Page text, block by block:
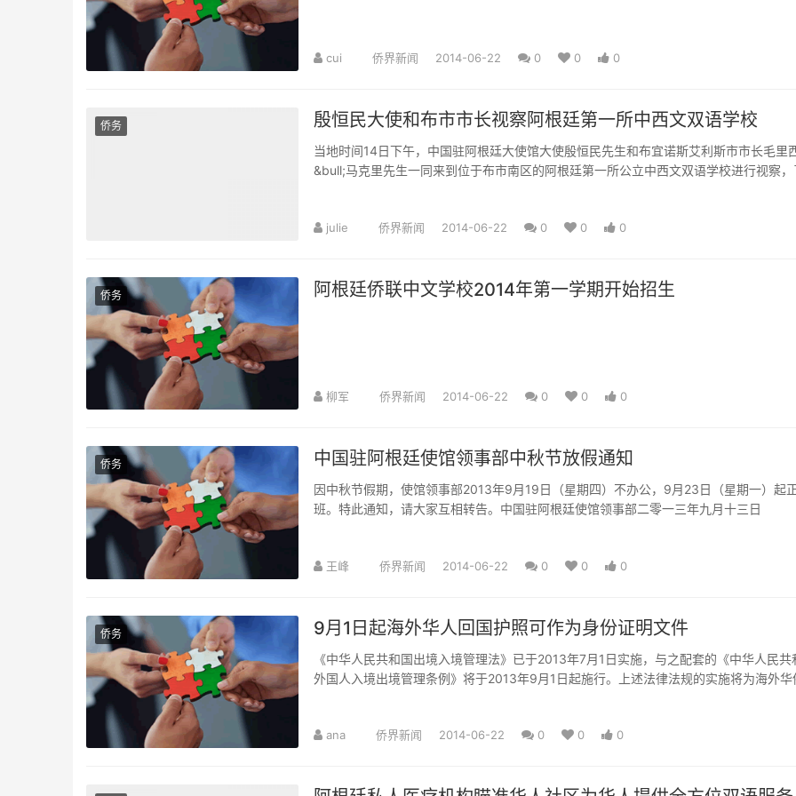
cui 侨界新闻 2014-06-22 0 0 0
侨务 殷恒民大使和布市市长视察阿根廷第一所中西文双语学校
当地时间14日下午，中国驻阿根廷大使馆大使殷恒民先生和布宜诺斯艾利斯市市长毛里
&bull;马克里先生一同来到位于布市南区的阿根廷第一所公立中西文双语学校进行视察，
julie 侨界新闻 2014-06-22 0 0 0
侨务 阿根廷侨联中文学校2014年第一学期开始招生
柳军 侨界新闻 2014-06-22 0 0 0
侨务 中国驻阿根廷使馆领事部中秋节放假通知
因中秋节假期，使馆领事部2013年9月19日（星期四）不办公，9月23日（星期一）起
班。特此通知，请大家互相转告。中国驻阿根廷使馆领事部二零一三年九月十三日
王峰 侨界新闻 2014-06-22 0 0 0
侨务 9月1日起海外华人回国护照可作为身份证明文件
《中华人民共和国出境入境管理法》已于2013年7月1日实施，与之配套的《中华人民共
外国人入境出境管理条例》将于2013年9月1日起施行。上述法律法规的实施将为海外华
ana 侨界新闻 2014-06-22 0 0 0